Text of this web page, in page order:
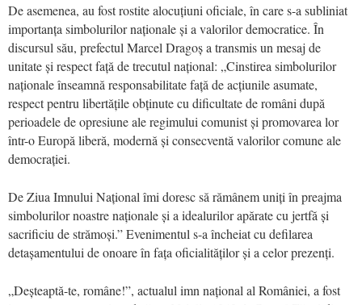
De asemenea, au fost rostite alocuțiuni oficiale, în care s-a subliniat
importanța simbolurilor naționale și a valorilor democratice. În
discursul său, prefectul Marcel Dragoș a transmis un mesaj de
unitate și respect față de trecutul național: „Cinstirea simbolurilor
naționale înseamnă responsabilitate față de acțiunile asumate,
respect pentru libertățile obținute cu dificultate de români după
perioadele de opresiune ale regimului comunist și promovarea lor
într-o Europă liberă, modernă și consecventă valorilor comune ale
democrației.
De Ziua Imnului Național îmi doresc să rămânem uniți în preajma
simbolurilor noastre naționale și a idealurilor apărate cu jertfă și
sacrificiu de strămoși.” Evenimentul s-a încheiat cu defilarea
detașamentului de onoare în fața oficialităților și a celor prezenți.
„Deșteaptă-te, române!”, actualul imn național al României, a fost